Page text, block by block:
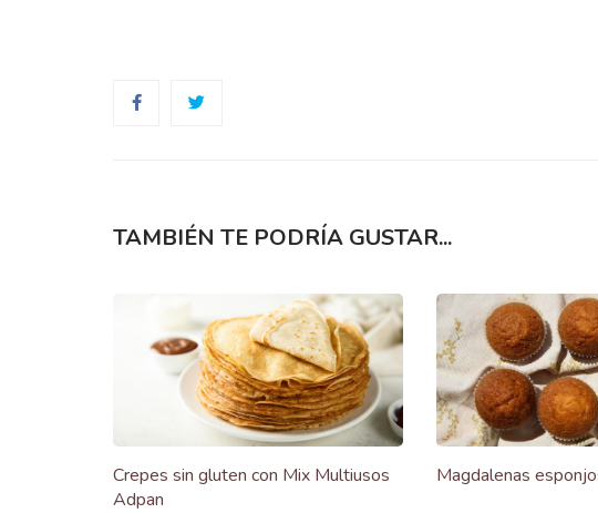
TAMBIÉN TE PODRÍA GUSTAR...
Crepes sin gluten con Mix Multiusos
Adpan
Magdalenas